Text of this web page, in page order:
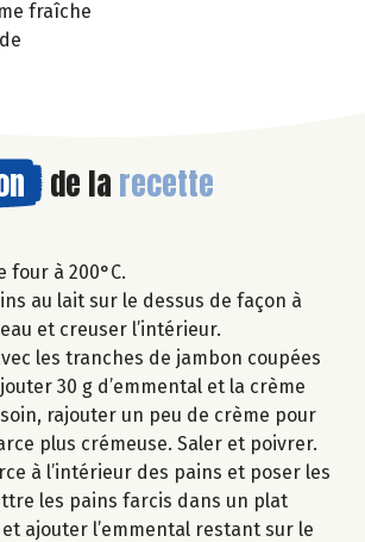
fraîche
de la recette
four à 200°C.
au lait sur le dessus de façon à
et creuser l’intérieur.
les tranches de jambon coupées
30 g d’emmental et la crème
rajouter un peu de crème pour
plus crémeuse. Saler et poivrer.
à l’intérieur des pains et poser les
les pains farcis dans un plat
ajouter l’emmental restant sur le